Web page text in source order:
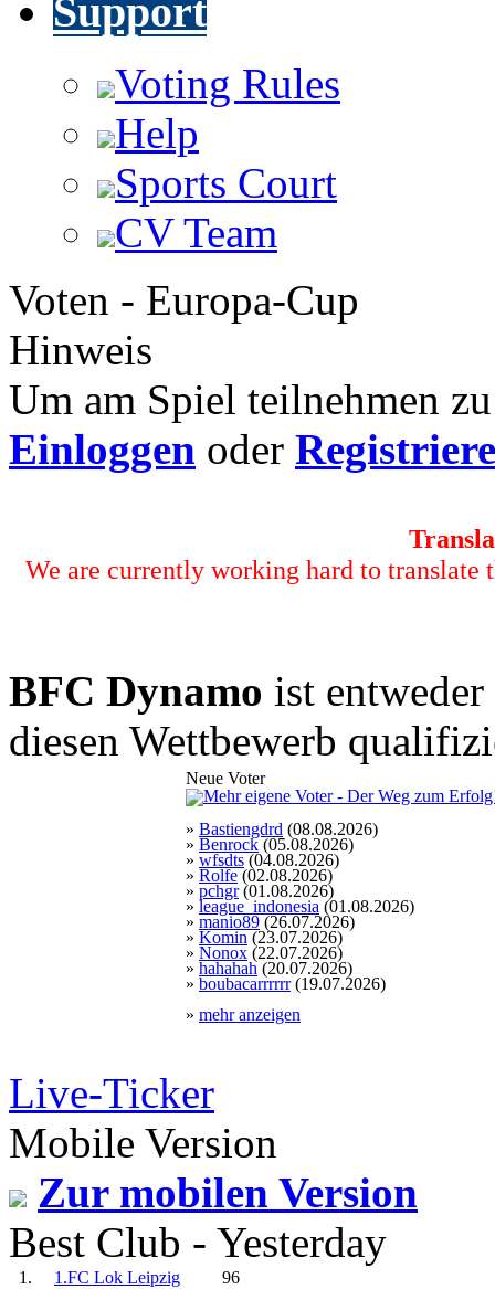
Support
Voting Rules
Help
Sports Court
CV Team
Voten - Europa-Cup
Hinweis
Um am Spiel teilnehmen
Einloggen oder
We are currently working hard to translate
BFC Dynamo ist
diesen Wettbewerb
Neue Voter
» Bastiengdrd (08.08.2026)
» Benrock (05.08.2026)
» wfsdts (04.08.2026)
» Rolfe (02.08.2026)
» pchgr(01.08.2026)
» league_indonesia (01.08.2026)
» manio89 (26.07.2026)
» Komin (23.07.2026)
» Nonox (22.07.2026)
» hahahah (20.07.2026)
» boubacarrrrrr(19.07.2026)
» mehr anzeigen
Live-Ticker
Mobile Version
Zur mobilen Version
Best Club - Yesterday
1. 1.FC Lok Leipzig
96